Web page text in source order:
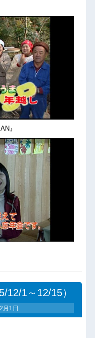
』
12/1～12/15）
月1日